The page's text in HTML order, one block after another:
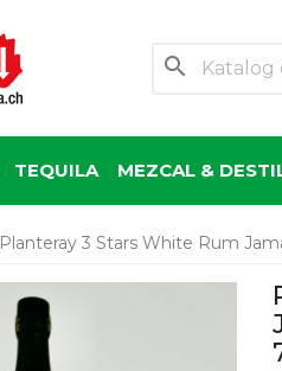
search
TEQUILA MEZCAL &
Planteray 3 Stars White Rum